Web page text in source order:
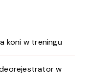
koni w treningu
w